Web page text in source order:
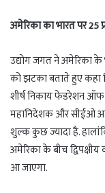
अमेरिका का भारत पर 25
उद्योग जगत ने अमेरिका
को झटका बताते हुए कहा
शीर्ष निकाय फेडरेशन
महानिदेशक और सीईओ
शुल्क कुछ ज्यादा है.
अमेरिका के बीच
आ जाएगा.